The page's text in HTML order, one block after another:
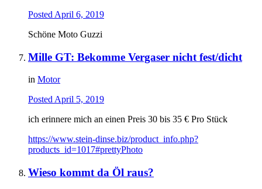
Posted April 6, 2019
Schöne Moto Guzzi
Mille GT: Bekomme Vergaser nicht fest/dicht
in Motor
PostedApril 5, 2019
ich erinnere mich an einen Preis 30 bis 35 € Pro Stück
https://www.stein-dinse.biz/product_info.php?
products_id=1017#prettyPhoto
Wieso kommt da Öl raus?